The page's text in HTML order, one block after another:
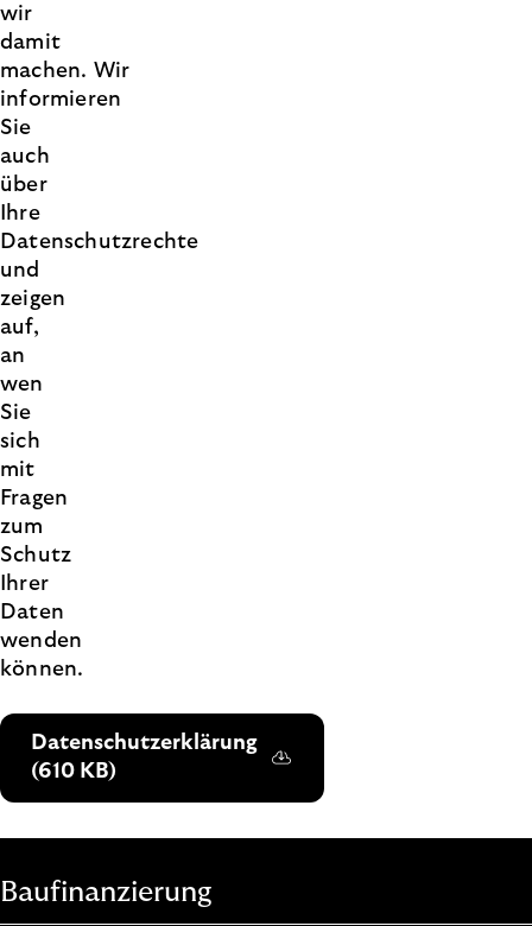
wir
damit
machen. Wir
informieren
Sie
auch
über
Ihre
Datenschutzrechte
und
zeigen
auf,
an
wen
Sie
sich
mit
Fragen
zum
Schutz
Ihrer
Daten
wenden
können.
Datenschutzerklärung
(610 KB)
Baufinanzierung